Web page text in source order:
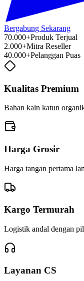
Bergabung Sekarang
70.000+Produk Terjual
2.000+Mitra Reseller
40.000+Pelanggan Puas
Kualitas Premium
Bahan kain katun
Harga Grosir
Harga tangan pertama
Kargo Termurah
Logistik andal dengan
Layanan CS